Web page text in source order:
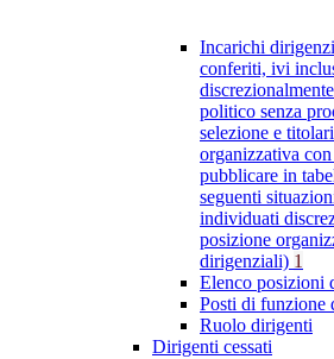
Incarichi
conferiti, ivi
politico senza
selezione e
organizzativa
pubblicare in
seguenti
individuati
posizione
dirigenziali) 1
Elenco posizioni
Posti di funzione
Ruolo dirigenti
Dirigenti cessati